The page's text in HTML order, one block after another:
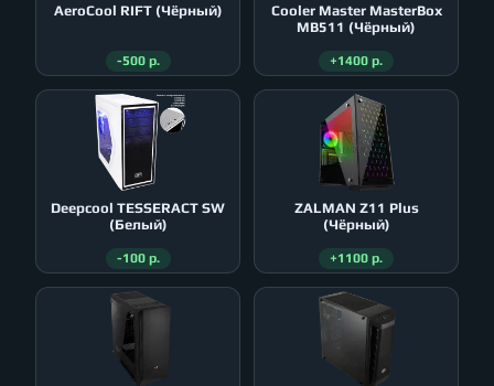
AeroСool RIFT (Чёрный)
-500 р.
Cooler Master MasterBox
MB511 (Чёрный)
+1400 р.
Deepcool TESSERACT SW
(Белый)
-100 р.
ZALMAN Z11 Plus
(Чёрный)
+1100 р.